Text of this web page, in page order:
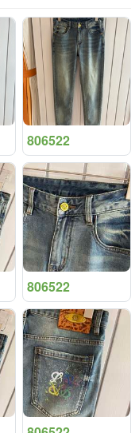
806522
806522